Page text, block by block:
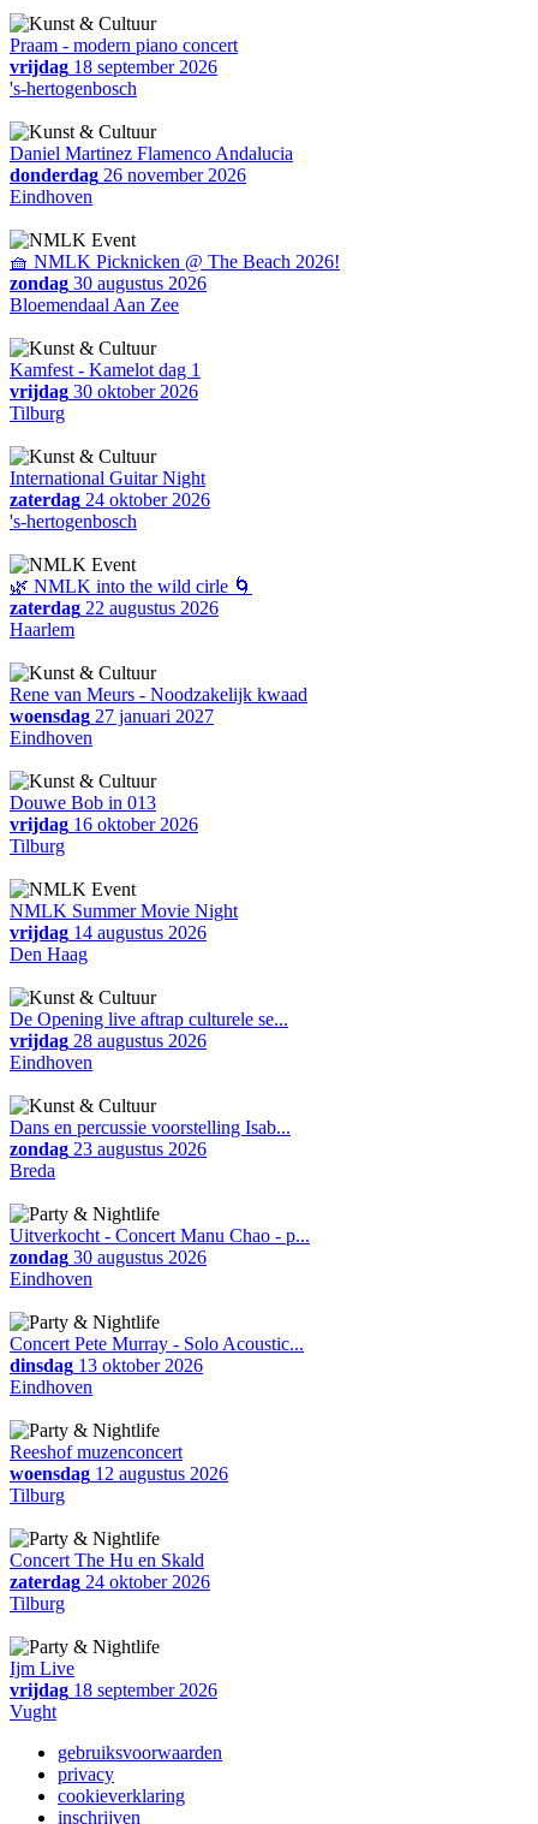
Praam - modern piano concert
vrijdag 18 september 2026
's-hertogenbosch
Daniel Martinez Flamenco Andalucia
donderdag 26 november 2026
Eindhoven
🧺 NMLK Picknicken @ The Beach 2026!
zondag 30 augustus 2026
Bloemendaal Aan Zee
Kamfest - Kamelot dag 1
vrijdag 30 oktober 2026
Tilburg
International Guitar Night
zaterdag 24 oktober 2026
's-hertogenbosch
🌿 NMLK into the wild cirle 🌀
zaterdag 22 augustus 2026
Haarlem
Rene van Meurs - Noodzakelijk kwaad
woensdag 27 januari 2027
Eindhoven
Douwe Bob in 013
vrijdag 16 oktober 2026
Tilburg
NMLK Summer Movie Night
vrijdag 14 augustus 2026
Den Haag
De Opening live aftrap culturele se...
vrijdag 28 augustus 2026
Eindhoven
Dans en percussie voorstelling Isab...
zondag 23 augustus 2026
Breda
Uitverkocht - Concert Manu Chao - p...
zondag 30 augustus 2026
Eindhoven
Concert Pete Murray - Solo Acoustic...
dinsdag 13 oktober 2026
Eindhoven
Reeshof muzenconcert
woensdag 12 augustus 2026
Tilburg
Concert The Hu en Skald
zaterdag 24 oktober 2026
Tilburg
Ijm Live
vrijdag 18 september 2026
Vught
gebruiksvoorwaarden
privacy
cookieverklaring
inschrijven